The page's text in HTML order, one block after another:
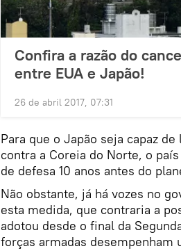
Confira a razão do
entre EUA e Japão!
26 de abril 2017, 07:31
Para que o Japão seja capaz
contra a Coreia do Norte, o
de defesa 10 anos antes do
Não obstante, já há vozes no
esta medida, que contraria a
adotou desde o final da
forças armadas